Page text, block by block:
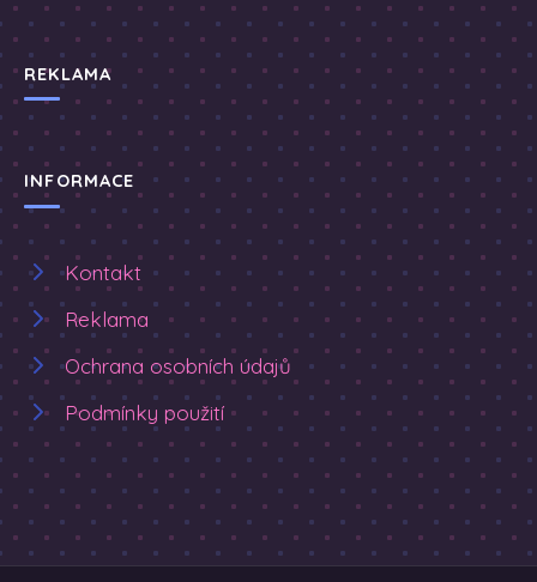
REKLAMA
INFORMACE
Kontakt
Reklama
Ochrana osobních údajů
Podmínky použití